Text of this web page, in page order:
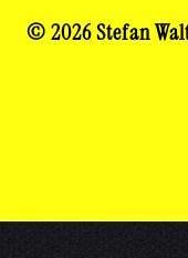
© 2026 Stefan